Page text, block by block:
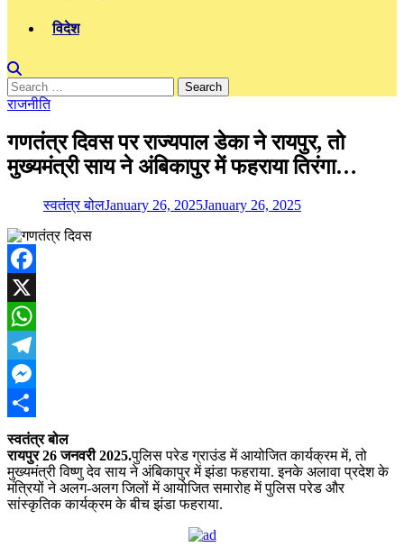
विदेश
Search
for:
राजनीति
गणतंत्र दिवस पर राज्यपाल डेका ने रायपुर, तो
मुख्यमंत्री साय ने अंबिकापुर में फहराया तिरंगा…
स्वतंत्र बोलJanuary 26, 2025January 26, 2025
Facebook
X
WhatsApp
Telegram
Messenger
Share
स्वतंत्र बोल
रायपुर 26 जनवरी 2025.पुलिस परेड ग्राउंड में आयोजित कार्यक्रम में, तो
मुख्यमंत्री विष्णु देव साय ने अंबिकापुर में झंडा फहराया. इनके अलावा प्रदेश के
मंत्रियों ने अलग-अलग जिलों में आयोजित समारोह में पुलिस परेड और
सांस्कृतिक कार्यक्रम के बीच झंडा फहराया.